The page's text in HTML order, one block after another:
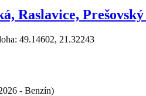
Raslavice,
49.14602, 21.32243
- Benzín)